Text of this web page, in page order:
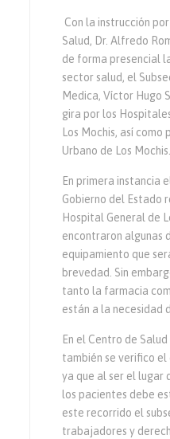
Con la instrucción
Salud, Dr. Alfredo
de forma presencial
sector salud, el
Medica, Víctor Hugo
gira por los
Los Mochis, así como
Urbano de Los Mochis.
En primera instancia
Gobierno del Estado
Hospital General de
encontraron algunas
equipamiento que
brevedad. Sin
tanto la farmacia
están a la necesidad
En el Centro de
también se verifico
ya que al ser el lugar
los pacientes debe
este recorrido el
trabajadores y